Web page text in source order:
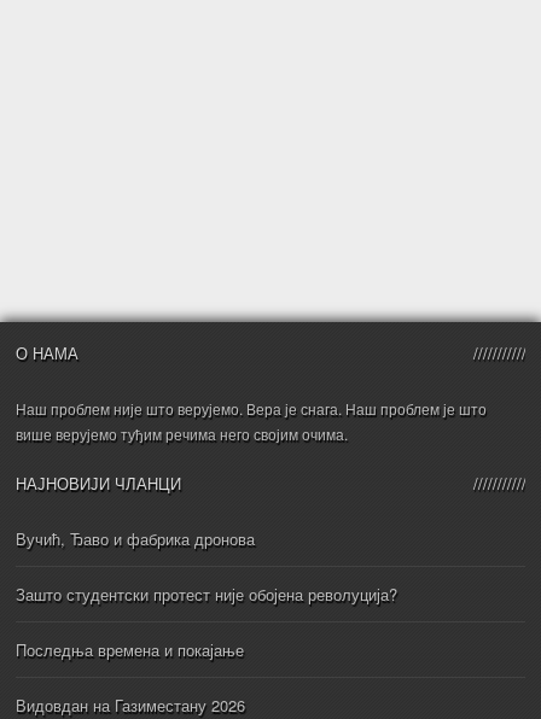
О НАМА
Наш проблем није што верујемо. Вера је снага. Наш проблем је што
више верујемо туђим речима него својим очима.
НАЈНОВИЈИ ЧЛАНЦИ
Вучић, Ђаво и фабрика дронова
Зашто студентски протест није обојена револуција?
Последња времена и покајање
Видовдан на Газиместану 2026